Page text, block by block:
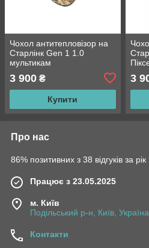
Чохол антитепловізор на
Старлінк Gen 1 1.0
мультикам
3 900 ₴
Купити
3
Про нас
86% позитивних з 38 відгуків за рік
Працює з 23.05.2025
м. Київ
Подільський р-н, Київ, Україна
Контакти